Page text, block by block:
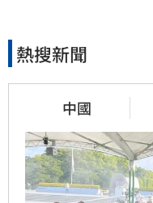
熱搜新聞
中國